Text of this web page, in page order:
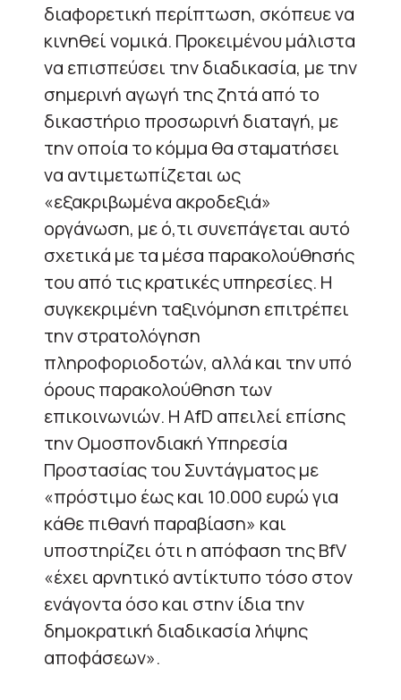
διαφορετική περίπτωση, σκόπευε να
κινηθεί νομικά. Προκειμένου μάλιστα
να επισπεύσει την διαδικασία, με την
σημερινή αγωγή της ζητά από το
δικαστήριο προσωρινή διαταγή, με
την οποία το κόμμα θα σταματήσει
να αντιμετωπίζεται ως
«εξακριβωμένα ακροδεξιά»
οργάνωση, με ό,τι συνεπάγεται αυτό
σχετικά με τα μέσα παρακολούθησής
του από τις κρατικές υπηρεσίες. Η
συγκεκριμένη ταξινόμηση επιτρέπει
την στρατολόγηση
πληροφοριοδοτών, αλλά και την υπό
όρους παρακολούθηση των
επικοινωνιών. Η AfD απειλεί επίσης
την Ομοσπονδιακή Υπηρεσία
Προστασίας του Συντάγματος με
«πρόστιμο έως και 10.000 ευρώ για
κάθε πιθανή παραβίαση» και
υποστηρίζει ότι η απόφαση της BfV
«έχει αρνητικό αντίκτυπο τόσο στον
ενάγοντα όσο και στην ίδια την
δημοκρατική διαδικασία λήψης
αποφάσεων».